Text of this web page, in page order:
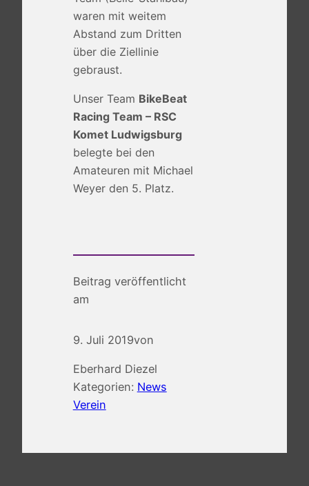
waren mit weitem
Abstand zum Dritten
über die Ziellinie
gebraust.
Unser Team BikeBeat
Racing Team – RSC
Komet Ludwigsburg
belegte bei den
Amateuren mit Michael
Weyer den 5. Platz.
Beitrag veröffentlicht
am
9. Juli 2019von
Eberhard Diezel
Kategorien: News
Verein